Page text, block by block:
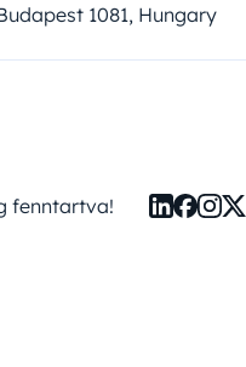
1081, Hungary
fenntartva!